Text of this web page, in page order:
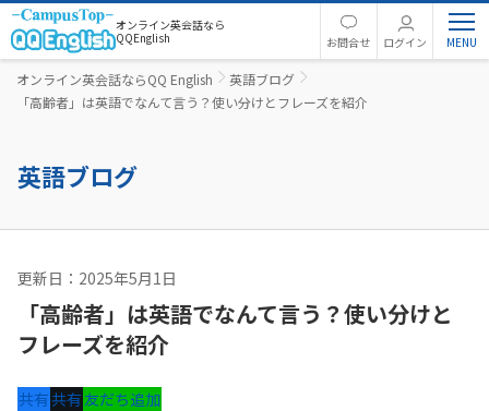
オンライン英会話なら
QQEnglish
お問合せ ログイン
オンライン英会話ならQQ English
英語ブログ
「高齢者」は英語でなんて言う？使い分けとフレーズを紹介
英語ブログ
更新日：2025年5月1日
「高齢者」は英語でなんて言う？使い分けと
フレーズを紹介
共有共有友だち追加